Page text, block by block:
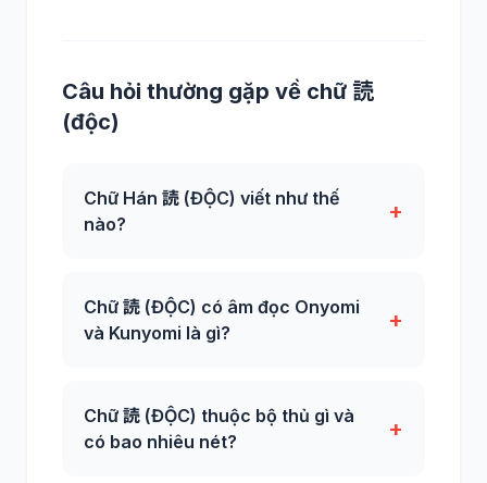
Câu hỏi thường gặp về chữ 読
(độc)
Chữ Hán 読 (ĐỘC) viết như thế
nào?
+
Chữ 読 (ĐỘC) có âm đọc Onyomi
và Kunyomi là gì?
+
Chữ 読 (ĐỘC) thuộc bộ thủ gì và
có bao nhiêu nét?
+